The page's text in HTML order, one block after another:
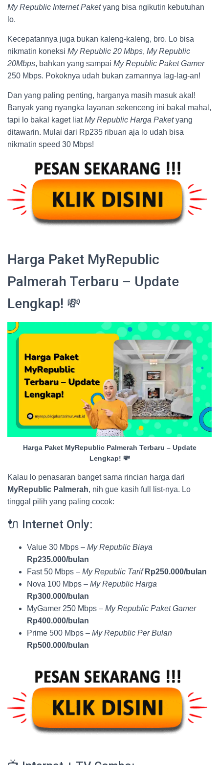
My Republic Internet Paketyang bisa ngikutin kebutuhan
lo.
Kecepatannya juga bukan kaleng-kaleng, bro. Lo bisa
nikmatin koneksi My Republic 20 Mbps, My Republic
20Mbps, bahkan yang sampai My Republic Paket Gamer
250 Mbps. Pokoknya udah bukan zamannya lag-lag-an!
Dan yang paling penting, harganya masih masuk akal!
Banyak yang nyangka layanan sekenceng ini bakal mahal,
tapi lo bakal kaget liatMy Republic Harga Paketyang
ditawarin. Mulai dari Rp235 ribuan aja lo udah bisa
nikmatin speed 30 Mbps!
Harga Paket MyRepublic
Palmerah Terbaru – Update
Lengkap! 💸
Harga Paket MyRepublic Palmerah Terbaru – Update
Lengkap! 💸
Kalau lo penasaran banget sama rincian harga dari
MyRepublic Palmerah, nih gue kasih full list-nya. Lo
tinggal pilih yang paling cocok:
🔌 Internet Only:
Value 30 Mbps – My Republic Biaya
Rp235.000/bulan
Fast 50 Mbps – My Republic Tarif Rp250.000/bulan
Nova 100 Mbps – My Republic Harga
Rp300.000/bulan
MyGamer 250 Mbps – My Republic Paket Gamer
Rp400.000/bulan
Prime 500 Mbps – My Republic Per Bulan
Rp500.000/bulan